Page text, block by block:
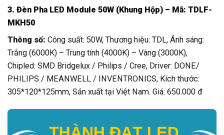
3. Đèn Pha LED Module 50W (Khung Hộp) – Mã: TDLF-
MKH50
Thông số: Công suất: 50W, Thương hiệu: TDL, Ánh sáng:
Trắng (6000K) – Trung tính (4000K) – Vàng (3000K),
Chipled: SMD Bridgelux / Philips / Cree, Driver: DONE/
PHILIPS / MEANWELL / INVENTRONICS, Kích thước:
305*120*125mm, Sản xuất tại Việt Nam. Giá: 650.000 đ